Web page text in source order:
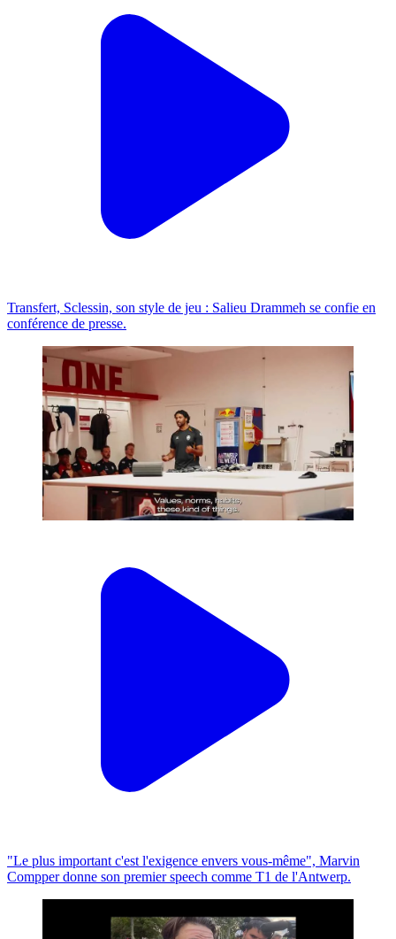
Transfert, Sclessin, son style de jeu : Salieu Drammeh se confie en
conférence de presse.
"Le plus important c'est l'exigence envers vous-même", Marvin
Compper donne son premier speech comme T1 de l'Antwerp.